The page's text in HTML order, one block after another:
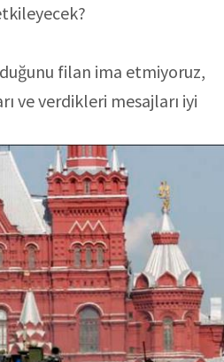
filan ima etmiyoruz,
ve verdikleri mesajları iyi